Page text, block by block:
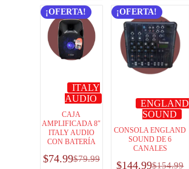
¡OFERTA!
ITALY
AUDIO
CAJA
AMPLIFICADA 8″
ITALY AUDIO
CON BATERÍA
$79.99
$74.99
¡OFERTA!
ENGLAND
SOUND
CONSOLA ENGLAND
SOUND DE 6
CANALES
$154.99
$144.99